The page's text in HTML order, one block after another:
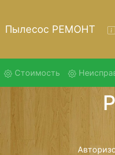
Пылесос РЕМОНТ
(current)Стоимость
Ремонт
обратно -